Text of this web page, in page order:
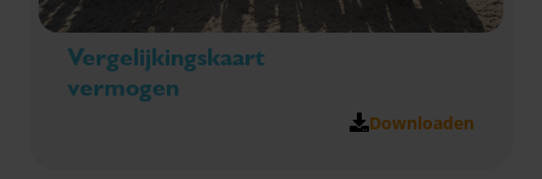
Vergelijkingskaart
vermogen
Downloaden